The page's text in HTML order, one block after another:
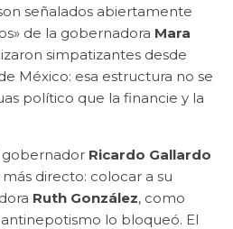
señalados abiertamente
de la gobernadora Mara
simpatizantes desde
México: esa estructura no se
político que la financie y la
gobernador Ricardo Gallardo
directo: colocar a su
Ruth González, como
lo bloqueó. El